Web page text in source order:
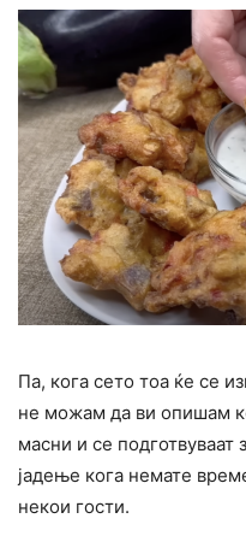
Па, кога сето тоа ќе се
не можам да ви опишам
масни и се
јадење кога немате
некои гости.